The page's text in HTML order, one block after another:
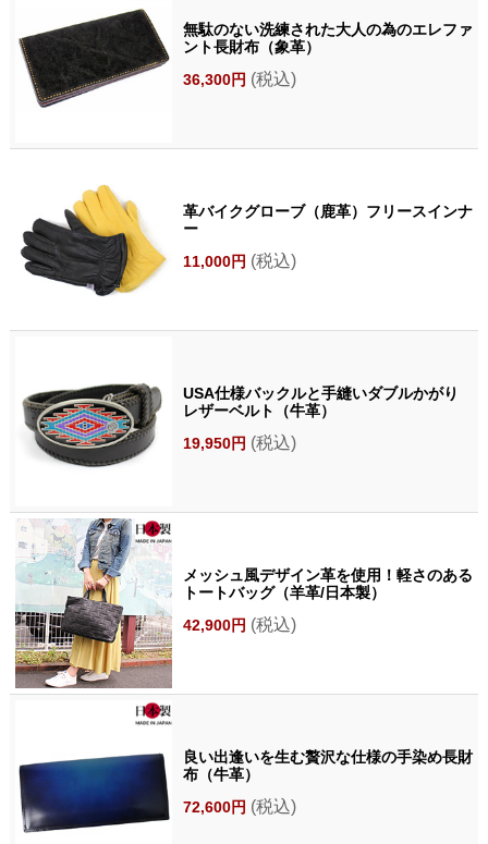
無駄のない洗練された大人の為のエレファ
ント長財布（象革）
36,300円 (税込)
革バイクグローブ（鹿革）フリースインナ
ー
11,000円 (税込)
USA仕様バックルと手縫いダブルかがり
レザーベルト（牛革）
19,950円 (税込)
メッシュ風デザイン革を使用！軽さのある
トートバッグ（羊革/日本製）
42,900円 (税込)
良い出逢いを生む贅沢な仕様の手染め長財
布（牛革）
72,600円 (税込)